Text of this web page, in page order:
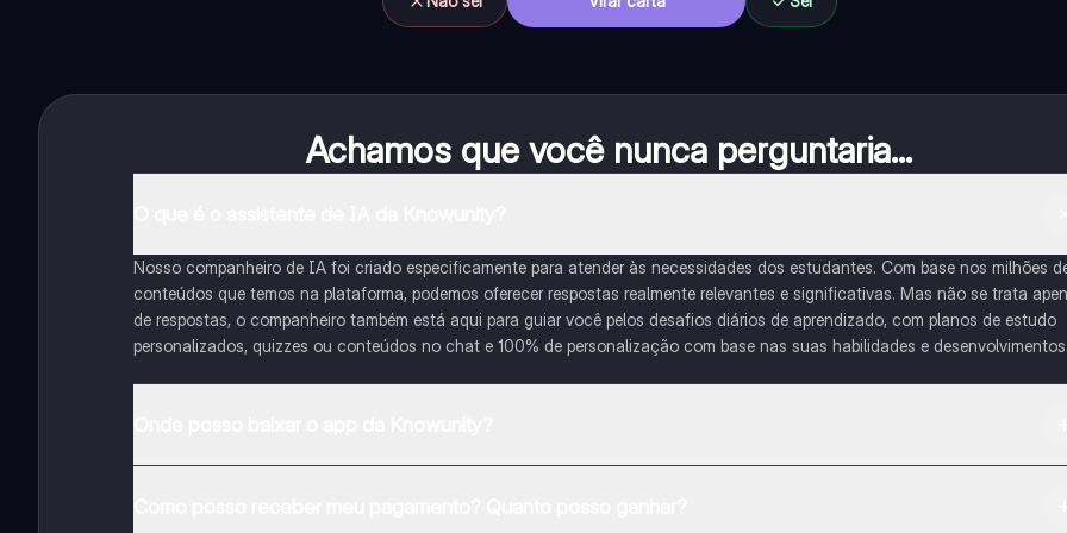
Achamos que você nunca perguntaria...
Nosso companheiro de IA foi criado especificamente para atender às necessidades dos estudantes. Com base nos milhões
conteúdos que temos na plataforma, podemos oferecer respostas realmente relevantes e significativas. Mas não se trata
de respostas, o companheiro também está aqui para guiar você pelos desafios diários de aprendizado, com planos de estudo
personalizados, quizzes ou conteúdos no chat e 100% de personalização com base nas suas habilidades e desenvolvimentos.